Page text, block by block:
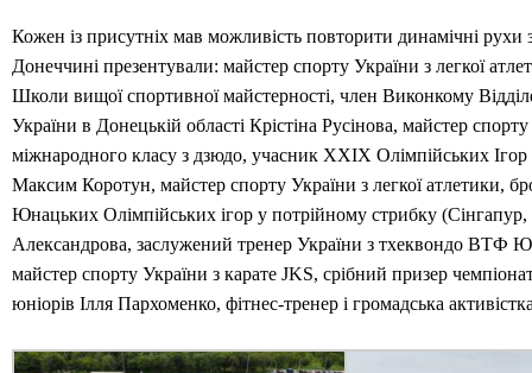
Кожен із присутніх мав можливість повторити динамічні рухи
Донеччині презентували: майстер спорту України з легкої
Школи вищої спортивної майстерності, член Виконкому
України в Донецькій області Крістіна Русінова, майстер
міжнародного класу з дзюдо, учасник ХХІХ Олімпійських
Максим Коротун, майстер спорту України з легкої атлетики,
Юнацьких Олімпійських ігор у потрійному стрибку
Александрова, заслужений тренер України з тхеквондо ВТФ
майстер спорту України з карате JKS, срібний призер
юніорів Ілля Пархоменко, фітнес-тренер і громадська